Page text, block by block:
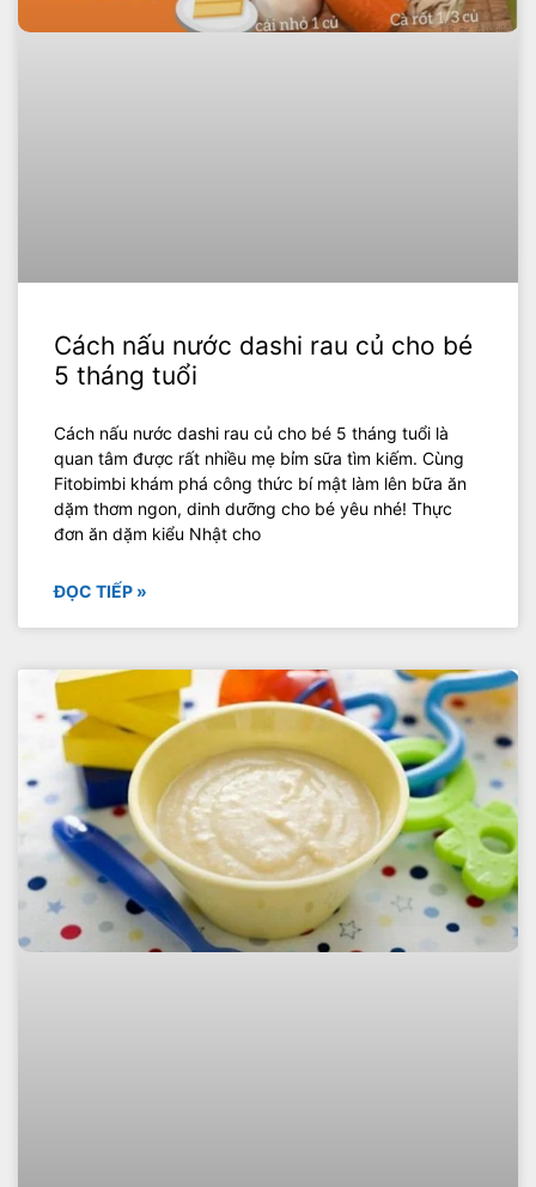
Cách nấu nước dashi rau củ cho bé
5 tháng tuổi
Cách nấu nước dashi rau củ cho bé 5 tháng tuổi là
quan tâm được rất nhiều mẹ bỉm sữa tìm kiếm. Cùng
Fitobimbi khám phá công thức bí mật làm lên bữa ăn
dặm thơm ngon, dinh dưỡng cho bé yêu nhé! Thực
đơn ăn dặm kiểu Nhật cho
ĐỌC TIẾP »